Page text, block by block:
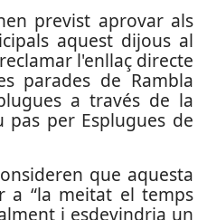
previst aprovar als
aquest dijous al
l'enllaç directe
parades de Rambla
a través de la
pas per Esplugues de
que aquesta
a “la meitat el temps
i esdevindria un